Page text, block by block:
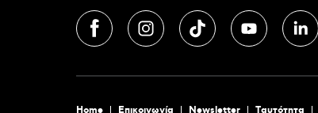
Home Επικοινωνία Newsletter Tαυτότητα